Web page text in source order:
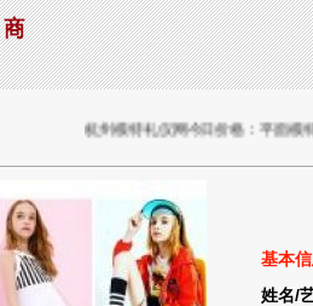
杭州模特礼仪网今日价格：平面模特800一天，
基本
姓名/